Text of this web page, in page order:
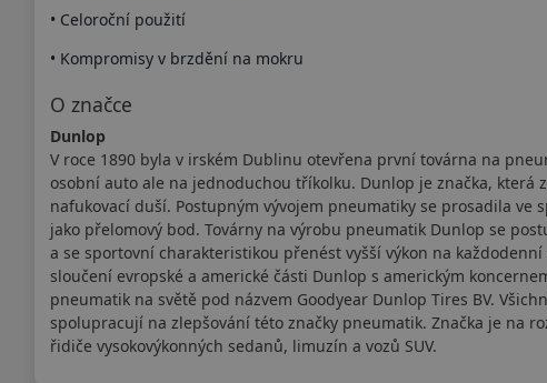
• Celoroční použití
• Kompromisy v brzdění na mokru
O značce
Dunlop
V roce 1890 byla v irském Dublinu otevřena první továrna na
osobní auto ale na jednoduchou tříkolku. Dunlop je značka,
nafukovací duší. Postupným vývojem pneumatiky se prosadila
jako přelomový bod. Továrny na výrobu pneumatik Dunlop se
a se sportovní charakteristikou přenést vyšší výkon na
sloučení evropské a americké části Dunlop s americkým
pneumatik na světě pod názvem Goodyear Dunlop Tires BV.
spolupracují na zlepšování této značky pneumatik. Značka je na
řidiče vysokovýkonných sedanů, limuzín a vozů SUV.